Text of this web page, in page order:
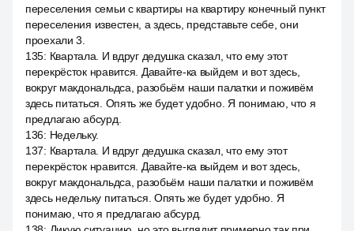
переселения семьи с квартиры на квартиру конечный пункт
переселения известен, а здесь, представьте себе, они
проехали 3.
135: Квартала. И вдруг дедушка сказал, что ему этот
перекрёсток нравится. Давайте-ка выйдем и вот здесь,
вокруг макдональдса, разобьём наши палатки и поживём
здесь питаться. Опять же будет удобно. Я понимаю, что я
предлагаю абсурд.
136: Недельку.
137: Квартала. И вдруг дедушка сказал, что ему этот
перекрёсток нравится. Давайте-ка выйдем и вот здесь,
вокруг макдональдса, разобьём наши палатки и поживём
здесь недельку питаться. Опять же будет удобно. Я
понимаю, что я предлагаю абсурд.